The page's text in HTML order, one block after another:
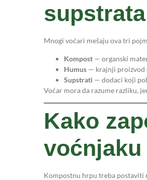
supstrata
Mnogi voćari mešaju ova tri
Kompost — organski
Humus — krajnji proizvod
Supstrati — dodaci koji
Voćar mora da razume razliku,
Kako
voćnjaku
Kompostnu hrpu treba postaviti